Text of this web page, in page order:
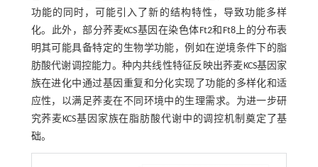
功能的同时，可能引入了新的结构特性，导致功能多样
化。此外，部分荞麦KCS基因在染色体Ft2和Ft8上的分布表
明其可能具备特定的生物学功能，例如在逆境条件下的脂
肪酸代谢调控能力。种内共线性特征反映出荞麦KCS基因家
族在进化中通过基因重复和分化实现了功能的多样化和适
应性，以满足荞麦在不同环境中的生理需求。为进一步研
究荞麦KCS基因家族在脂肪酸代谢中的调控机制奠定了基
础。